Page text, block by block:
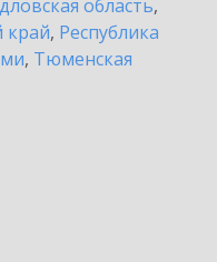
область,
край, Республика
, Тюменская